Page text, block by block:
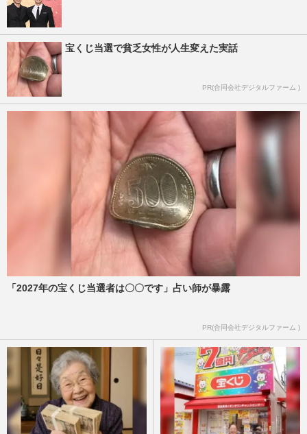
宝くじ当選で貧乏女性が人生変えた実話
PR(合同会社デジタルファーム )
「2027年の宝くじ当選者は〇〇です」占い師が暴露
PR(合同会社デジタルファーム )